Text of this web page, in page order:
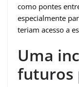
como pontes
especialmente
teriam acesso a
Uma
futuros